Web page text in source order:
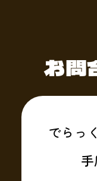
お問
でらっ